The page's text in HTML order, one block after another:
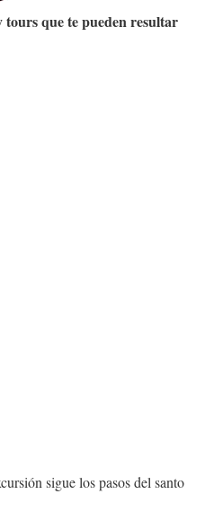
tours que te pueden resultar
sigue los pasos del santo